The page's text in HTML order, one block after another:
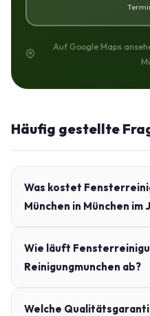
Auf Google Maps
Häufig gestellte
Was kostet
München in München im
Wie läuft
Reinigungmunchen ab?
Welche